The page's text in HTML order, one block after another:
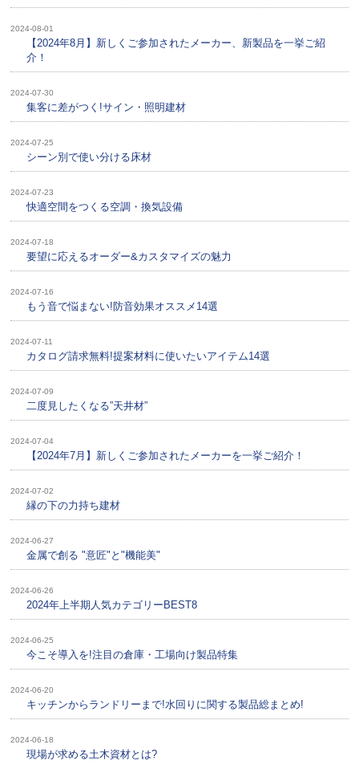
2024-08-01
【2024年8月】新しくご参加されたメーカー、新製品を一挙ご紹
介！
2024-07-30
集客に差がつく!サイン・照明建材
2024-07-25
シーン別で使い分ける床材
2024-07-23
快適空間をつくる空調・換気設備
2024-07-18
要望に応えるオーダー&カスタマイズの魅力
2024-07-16
もう音で悩まない!防音効果オススメ14選
2024-07-11
カタログ請求無料!提案材料に使いたいアイテム14選
2024-07-09
二度見したくなる”天井材”
2024-07-04
【2024年7月】新しくご参加されたメーカーを一挙ご紹介！
2024-07-02
縁の下の力持ち建材
2024-06-27
金属で創る "意匠"と"機能美"
2024-06-26
2024年上半期人気カテゴリーBEST8
2024-06-25
今こそ導入を!注目の倉庫・工場向け製品特集
2024-06-20
キッチンからランドリーまで!水回りに関する製品総まとめ!
2024-06-18
現場が求める土木資材とは?